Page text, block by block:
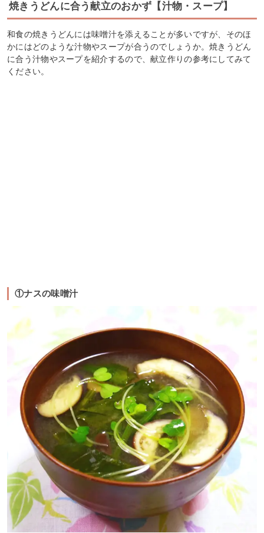
焼きうどんに合う献立のおかず【汁物・スープ】
和食の焼きうどんには味噌汁を添えることが多いですが、そのほ
かにはどのような汁物やスープが合うのでしょうか。焼きうどん
に合う汁物やスープを紹介するので、献立作りの参考にしてみて
ください。
①ナスの味噌汁